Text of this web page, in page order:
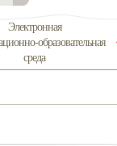
Электронная
образовательная
среда